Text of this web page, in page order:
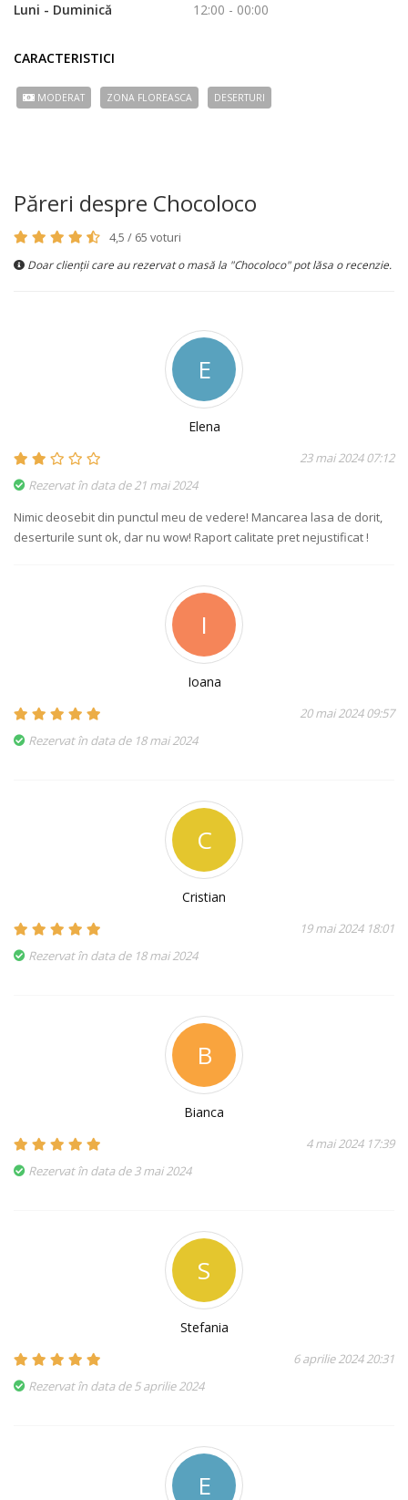
Luni - Duminică 12:00 - 00:00
CARACTERISTICI
MODERAT ZONA FLOREASCA DESERTURI
Păreri despre Chocoloco
4,5 / 65 voturi
Doar clienții care au rezervat o masă la "Chocoloco" pot lăsa o recenzie.
E
Elena
23 mai 2024 07:12
Rezervat în data de 21 mai 2024
Nimic deosebit din punctul meu de vedere! Mancarea lasa de dorit,
deserturile sunt ok, dar nu wow! Raport calitate pret nejustificat !
I
Ioana
20 mai 2024 09:57
Rezervat în data de 18 mai 2024
C
Cristian
19 mai 2024 18:01
Rezervat în data de 18 mai 2024
B
Bianca
4 mai 2024 17:39
Rezervat în data de 3 mai 2024
S
Stefania
6 aprilie 2024 20:31
Rezervat în data de 5 aprilie 2024
E